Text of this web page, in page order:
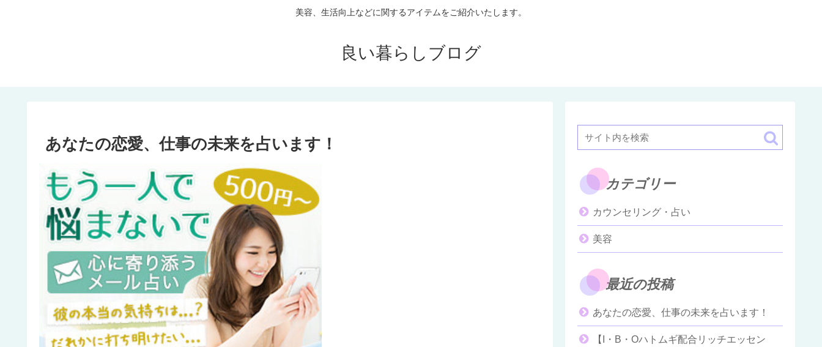
美容、生活向上などに関するアイテムをご紹介いたします。
良い暮らしブログ
あなたの恋愛、仕事の未来を占います！
カテゴリー
カウンセリング・占い
美容
最近の投稿
あなたの恋愛、仕事の未来を占います！
【I・B・Oハトムギ配合リッチエッセン